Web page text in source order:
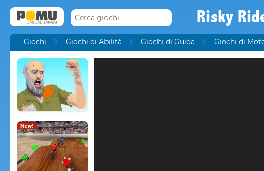
Risky
Giochi Giochi di Abilità Giochi di Guida Giochi di